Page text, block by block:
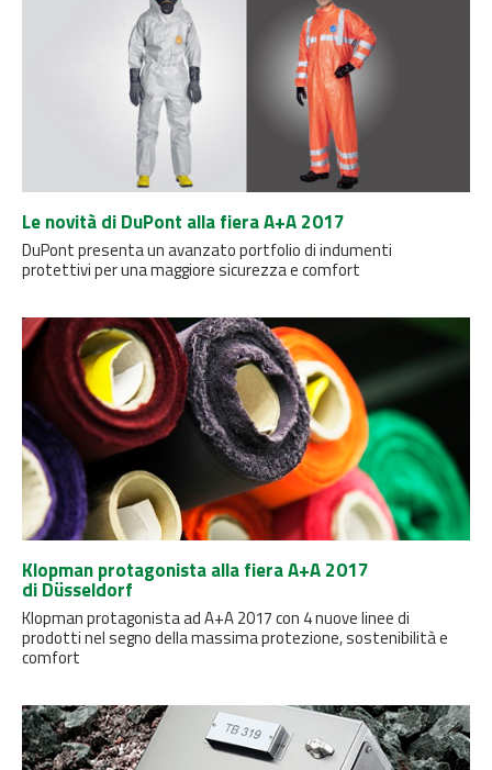
Le novità di DuPont alla fiera A+A 2017
DuPont presenta un avanzato portfolio di indumenti
protettivi per una maggiore sicurezza e comfort
Klopman protagonista alla fiera A+A 2017
di Düsseldorf
Klopman protagonista ad A+A 2017 con 4 nuove linee di
prodotti nel segno della massima protezione, sostenibilità e
comfort